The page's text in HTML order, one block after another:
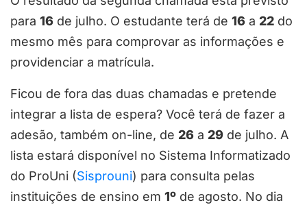
para 16 de julho. O estudante terá de 16 a 22 do
mesmo mês para comprovar as informações e
providenciar a matrícula.
Ficou de fora das duas chamadas e pretende
integrar a lista de espera? Você terá de fazer a
adesão, também on-line, de 26 a 29 de julho. A
lista estará disponível no Sistema Informatizado
do ProUni (Sisprouni) para consulta pelas
instituições de ensino em 1º de agosto. No dia